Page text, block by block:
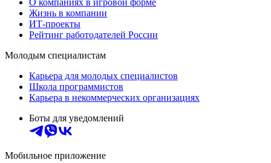
Жизнь в компании
ИТ-проекты
Рейтинг работодателей России
Молодым специалистам
Карьера для молодых специалистов
Школа программистов
Карьера в некоммерческих организациях
Боты для уведомлений
Мобильное приложение